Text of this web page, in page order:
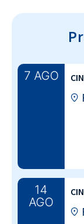
7 AGO
14
AGO